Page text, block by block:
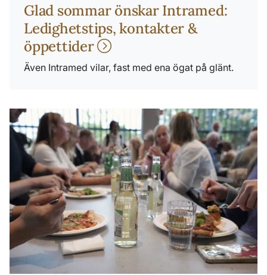
Glad sommar önskar Intramed:
Ledighetstips, kontakter &
öppettider
Även Intramed vilar, fast med ena ögat på glänt.